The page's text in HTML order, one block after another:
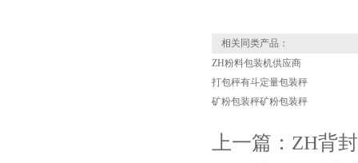
相关同类产品：
ZH粉料包装机供应商
打包秤有斗定量包装秤
矿粉包装秤矿粉包装秤
上一篇： ZH背